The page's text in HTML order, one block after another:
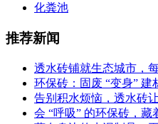
化粪池
推荐新闻
透水砖铺就生态城市，
环保砖：固废 “变身”
告别积水烦恼，透水砖
会 “呼吸” 的环保砖，